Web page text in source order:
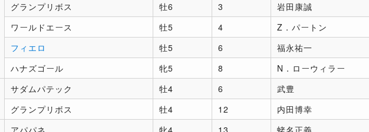
グランプリボス 牡6 3 岩田康誠
ワールドエース
牡5 4 Z．パートン
フィエロ
牡5 6 福永祐一
ハナズゴール
牝5 8 N．ローウィラー
サダムパテック 牡4 6 武豊
グランプリボス
牡4 12 内田博幸
アパパネ 牝4 13 蛯名正義